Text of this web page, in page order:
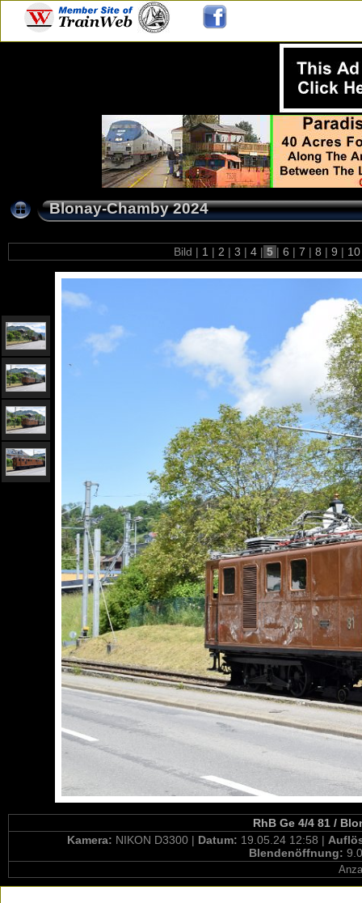
Blonay-Chamby 2024
Bild | 1 | 2 | 3 | 4 | 5 | 6 | 7 | 8 | 9 |
RhB Ge 4/4 81 /
Kamera: NIKON D3300 | Datum: 19.05.24 12:58 |
Blendenöffnung: